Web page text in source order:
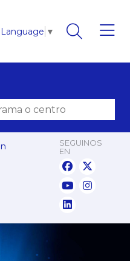
▼
SEGUINOS
EN